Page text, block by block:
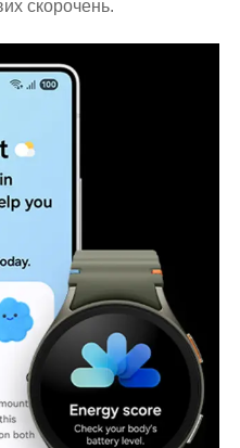
скорочень.